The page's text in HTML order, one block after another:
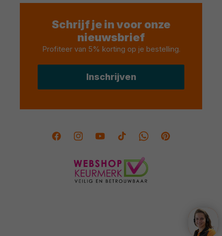
Schrijf je in voor onze
nieuwsbrief
Profiteer van 5% korting op je bestelling.
Inschrijven
FacebookInstagramYouTubeTikTok Twitter Pinterest